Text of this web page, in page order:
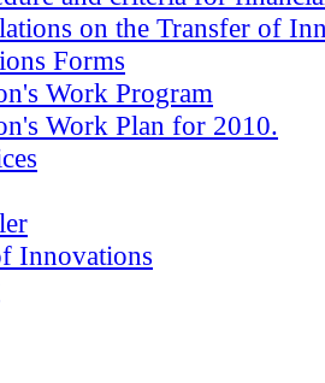
on the Transfer of
Forms
Work Program
Work Plan for 2010.
Innovations